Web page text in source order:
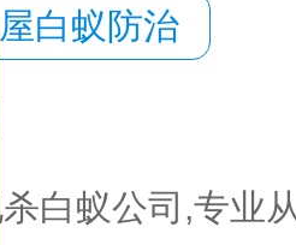
白蚁防治
白蚁公司,专业